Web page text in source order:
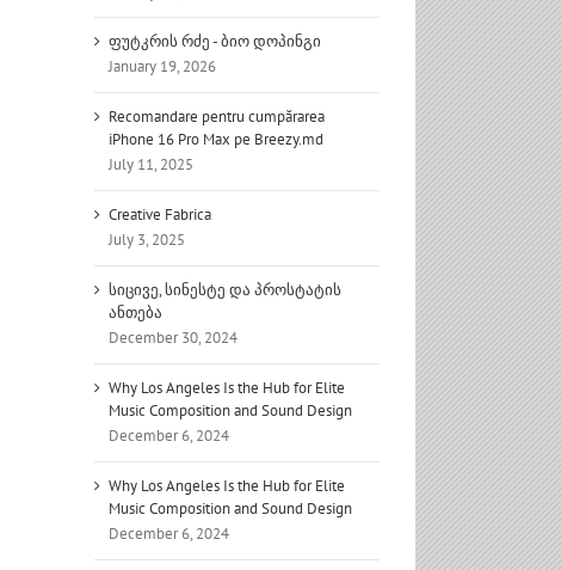
ფუტკრის რძე - ბიო დოპინგი
January 19, 2026
Recomandare pentru cumpărarea
iPhone 16 Pro Max pe Breezy.md
July 11, 2025
Creative Fabrica
July 3, 2025
სიცივე, სინესტე და პროსტატის
ანთება
December 30, 2024
Why Los Angeles Is the Hub for Elite
Music Composition and Sound Design
December 6, 2024
Why Los Angeles Is the Hub for Elite
Music Composition and Sound Design
December 6, 2024